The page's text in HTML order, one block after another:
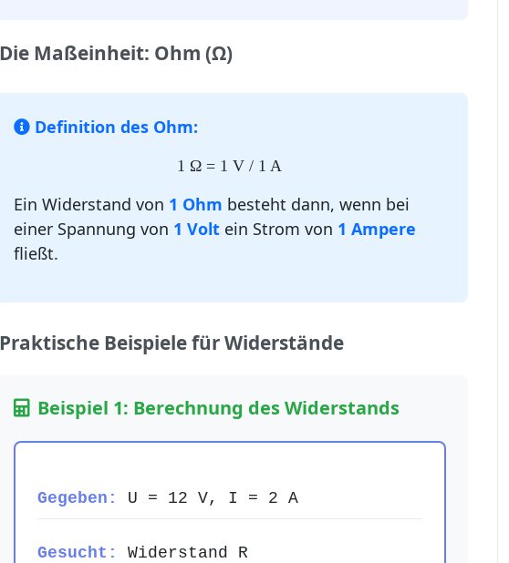
Die Maßeinheit: Ohm (Ω)
Definition des Ohm:
1 Ω = 1 V / 1 A
Ein Widerstand von 1 Ohm besteht dann, wenn bei
einer Spannung von 1 Voltein Strom von 1 Ampere
fließt.
Praktische Beispiele für Widerstände
Beispiel 1: Berechnung des Widerstands
Gegeben: U = 12 V, I = 2 A
Gesucht: Widerstand R